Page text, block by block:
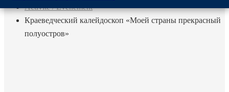
Activité / Événement
Краеведческий калейдоскоп «Моей страны прекрасный
полуостров»